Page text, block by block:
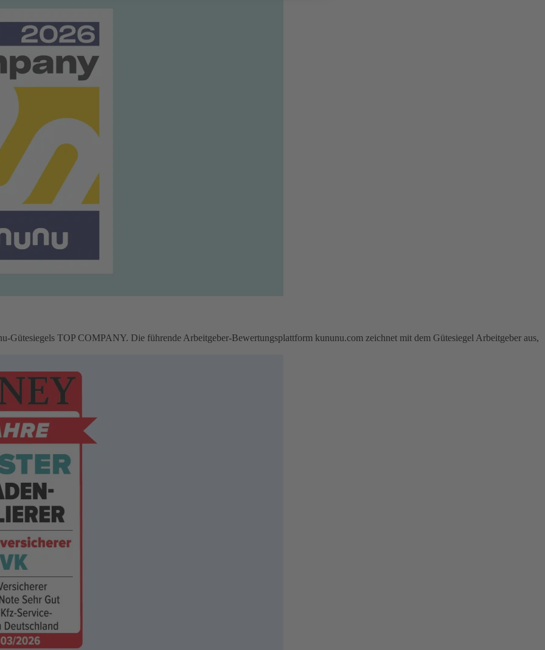
Gütesiegels TOP COMPANY. Die führende Arbeitgeber-Bewertungsplattform kununu.com zeichnet mit dem Gütesiegel Arbeitgeber aus,